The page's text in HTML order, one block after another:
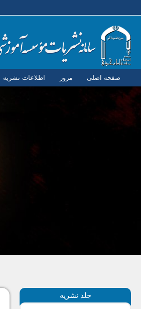
صفحه اصلی مرور اطلاعات نشریه
جلد نشریه